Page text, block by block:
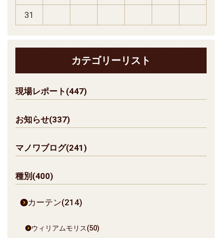
31
カテゴリーリスト
現場レポート(447)
お知らせ(337)
マノワブログ(241)
種別(400)
カーテン(214)
ウィリアムモリス(50)